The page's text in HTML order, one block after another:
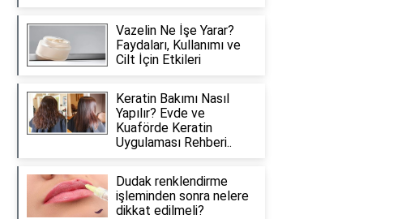
Vazelin Ne İşe Yarar?
Faydaları, Kullanımı ve
Cilt İçin Etkileri
Keratin Bakımı Nasıl
Yapılır? Evde ve
Kuaförde Keratin
Uygulaması Rehberi..
Dudak renklendirme
işleminden sonra nelere
dikkat edilmeli?